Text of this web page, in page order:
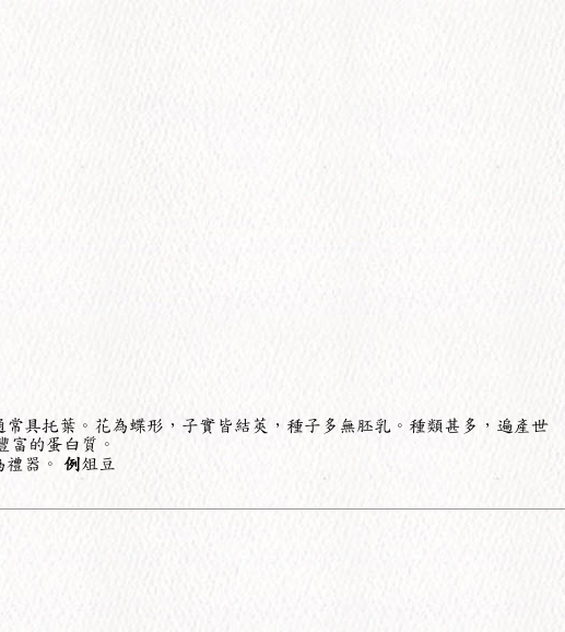
具托葉。花為蝶形，子實皆結莢，種子多無胚乳。種類甚多，遍產世
富的蛋白質。
器。 例俎豆